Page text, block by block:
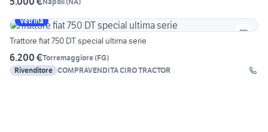
Vetrina
Trattore fiat 750 DT special ultima serie
6.200 €Torremaggiore(FG)
Rivenditore COMPRAVENDITA CIRO TRACTOR